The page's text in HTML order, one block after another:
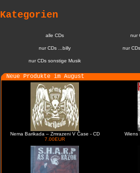
Kategorien
alle CDs nur
nur CDs ...billy nur
nur CDs sonstige Musik
Neue Produkte im August
Nema Barikada – Zmrazeni V Čase - CD
7.00EUR
Wiens